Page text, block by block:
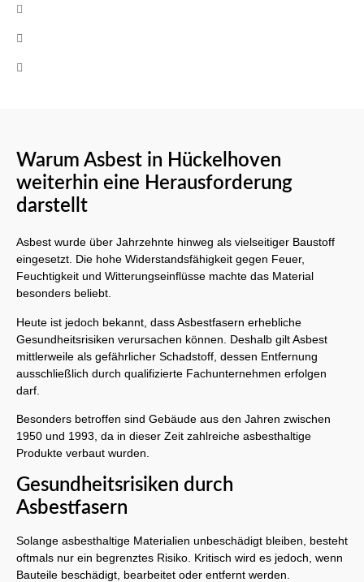
Warum Asbest in Hückelhoven
weiterhin eine Herausforderung
darstellt
Asbest wurde über Jahrzehnte hinweg als vielseitiger Baustoff
eingesetzt. Die hohe Widerstandsfähigkeit gegen Feuer,
Feuchtigkeit und Witterungseinflüsse machte das Material
besonders beliebt.
Heute ist jedoch bekannt, dass Asbestfasern erhebliche
Gesundheitsrisiken verursachen können. Deshalb gilt Asbest
mittlerweile als gefährlicher Schadstoff, dessen Entfernung
ausschließlich durch qualifizierte Fachunternehmen erfolgen
darf.
Besonders betroffen sind Gebäude aus den Jahren zwischen
1950 und 1993, da in dieser Zeit zahlreiche asbesthaltige
Produkte verbaut wurden.
Gesundheitsrisiken durch
Asbestfasern
Solange asbesthaltige Materialien unbeschädigt bleiben, besteht
oftmals nur ein begrenztes Risiko. Kritisch wird es jedoch, wenn
Bauteile beschädigt, bearbeitet oder entfernt werden.